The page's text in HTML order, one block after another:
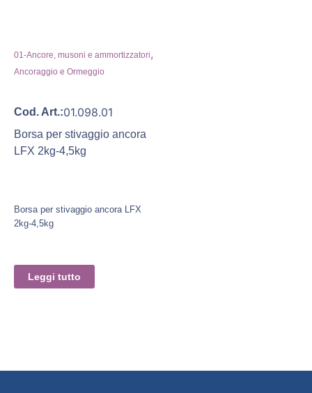
01-Ancore, musoni e ammortizzatori,
Ancoraggio e Ormeggio
Cod. Art.:01.098.01
Borsa per stivaggio ancora
LFX 2kg-4,5kg
Borsa per stivaggio ancora LFX
2kg-4,5kg
Leggi tutto